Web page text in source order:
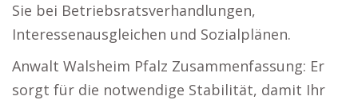
Sie bei Betriebsratsverhandlungen,
Interessenausgleichen und Sozialplänen.
Anwalt Walsheim Pfalz Zusammenfassung: Er
sorgt für die notwendige Stabilität, damit Ihr